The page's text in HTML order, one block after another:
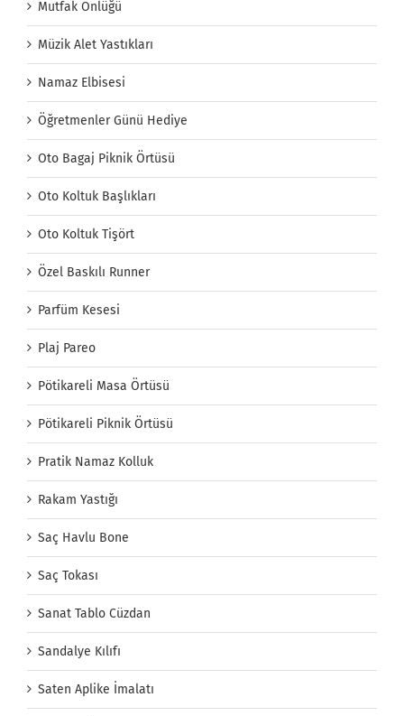
Mutfak Önlüğü
Müzik Alet Yastıkları
Namaz Elbisesi
Öğretmenler Günü Hediye
Oto Bagaj Piknik Örtüsü
Oto Koltuk Başlıkları
Oto Koltuk Tişört
Özel Baskılı Runner
Parfüm Kesesi
Plaj Pareo
Pötikareli Masa Örtüsü
Pötikareli Piknik Örtüsü
Pratik Namaz Kolluk
Rakam Yastığı
Saç Havlu Bone
Saç Tokası
Sanat Tablo Cüzdan
Sandalye Kılıfı
Saten Aplike İmalatı